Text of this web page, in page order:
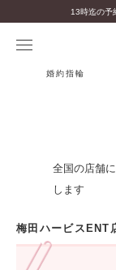
婚約指輪
全国の店舗
します
梅田ハービスENT